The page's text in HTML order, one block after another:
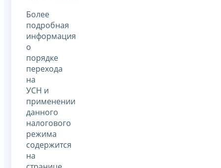
Более
подробная
информация
о
порядке
перехода
на
УСН и
применении
данного
налогового
режима
содержится
на